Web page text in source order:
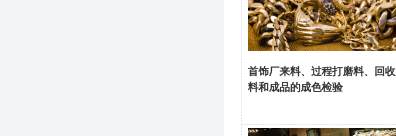
首饰厂来料、过程打磨料、回收
料和成品的成色检验